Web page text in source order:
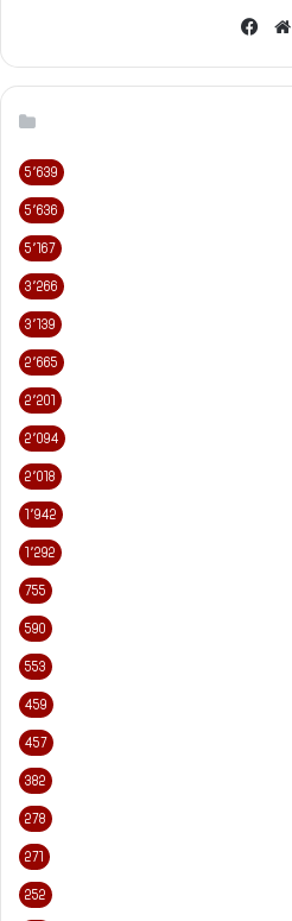
موقع
5٬639
5٬636
5٬167
3٬266
3٬139
2٬665
2٬201
2٬094
2٬018
1٬942
1٬292
755
590
553
459
457
382
278
271
252